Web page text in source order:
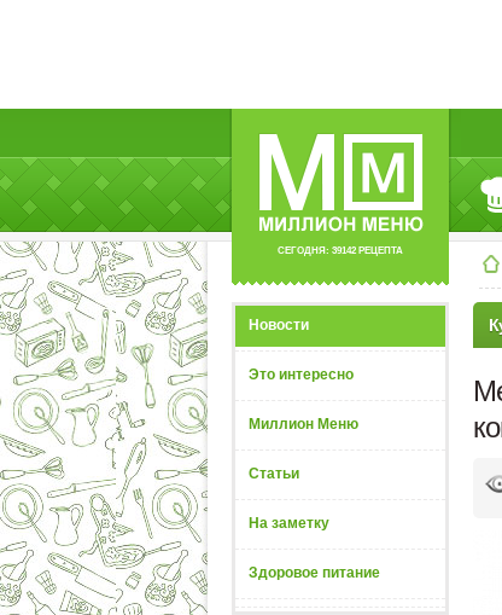
СЕГОДНЯ: 39142 РЕЦЕПТА
Новости
Это интересно
Миллион Меню
Статьи
На заметку
Здоровое питание